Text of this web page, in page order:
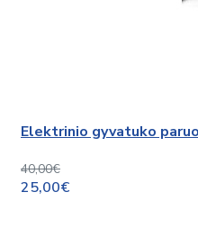
Elektrinio gyvatuko
40,00€
25,00€